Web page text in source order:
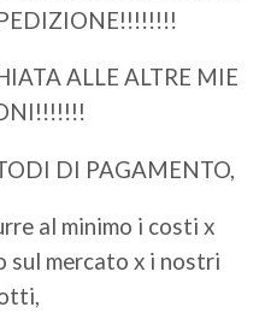
ALLE ALTRE MIE
DI PAGAMENTO,
al minimo i costi x
mercato x i nostri